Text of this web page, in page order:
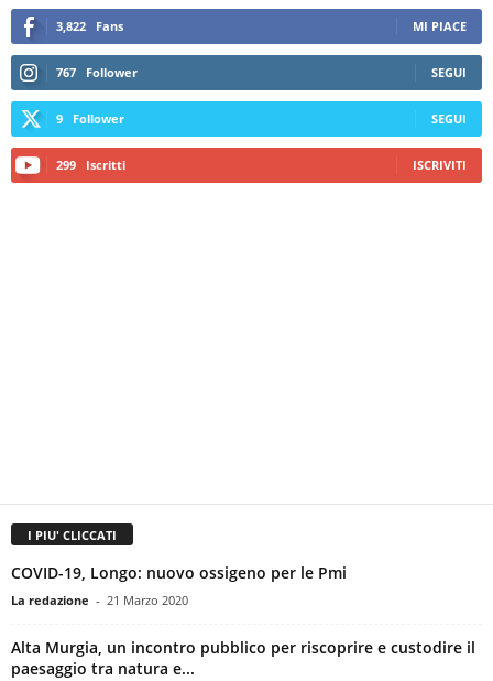
3,822 Fans MI PIACE
767 Follower SEGUI
9 Follower SEGUI
299 Iscritti ISCRIVITI
I PIU' CLICCATI
COVID-19, Longo: nuovo ossigeno per le Pmi
La redazione - 21 Marzo 2020
Alta Murgia, un incontro pubblico per riscoprire e custodire il
paesaggio tra natura e...